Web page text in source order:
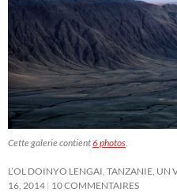
Cette galerie contient6 photos.
L’OL DOINYO LENGAI, TANZANIE,
16, 2014 10 COMMENTAIRES